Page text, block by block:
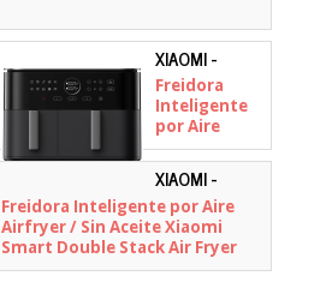
XIAOMI -
BHR07SGEU
Freidora
Inteligente
por Aire
Airfryer / Sin
Aceite
Xiaomi Dual
Zone Air
Fryer 10L/
2700W/
Capacidad
XIAOMI -
BHR0883EU
Freidora Inteligente por Aire
Airfryer / Sin Aceite Xiaomi
Smart Double Stack Air Fryer
12L/ 2800W/ Capacidad 12L